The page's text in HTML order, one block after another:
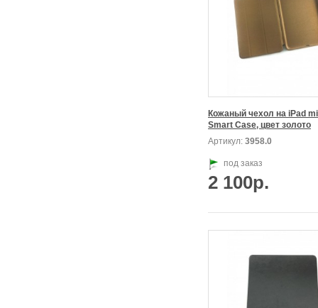
Кожаный чехол на iPad
Smart Case, цвет золото
Артикул: 3958.0
под заказ
2 100р.